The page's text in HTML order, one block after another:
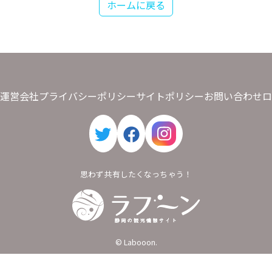
ホームに戻る
運営会社プライバシーポリシーサイトポリシーお問い合わせ
思わず共有したくなっちゃう！
© Labooon.